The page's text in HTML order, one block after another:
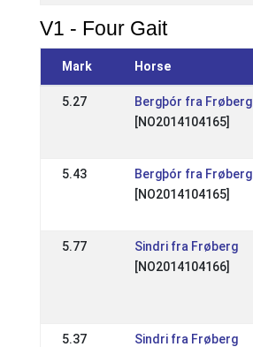
V1 - Four Gait
Mark Horse
5.27
Bergþór fra Frøberg
[NO2014104165]
5.43
Bergþór fra Frøberg
[NO2014104165]
5.77
Sindri fra Frøberg
[NO2014104166]
5.37
Sindri fra Frøberg